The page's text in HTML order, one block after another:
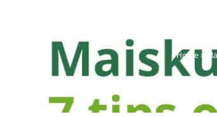
Home»